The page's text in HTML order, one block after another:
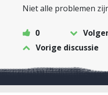
Niet alle problemen
0
Vorige discussie